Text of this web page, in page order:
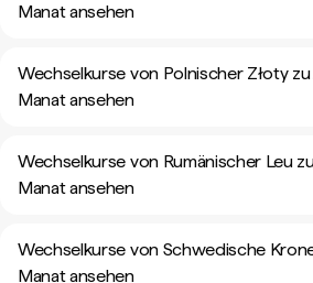
Manat ansehen
Wechselkurse von Polnischer Złoty
Manat ansehen
Wechselkurse von Rumänischer Leu
Manat ansehen
Wechselkurse von Schwedische
Manat ansehen